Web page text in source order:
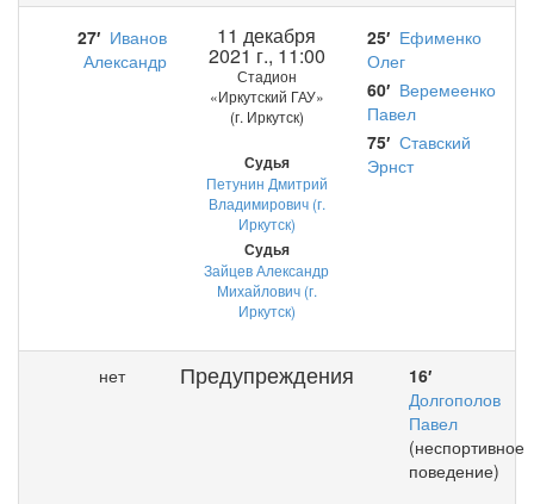
27′ Иванов
Александр
11 декабря
2021 г., 11:00
Стадион
«Иркутский ГАУ»
(г. Иркутск)
Судья
Петунин Дмитрий
Владимирович (г.
Иркутск)
Судья
Зайцев Александр
Михайлович (г.
Иркутск)
25′ Ефименко
Олег
60′ Веремеенко
Павел
75′ Ставский
Эрнст
нет Предупреждения
16′
Долгополов
Павел
(неспортивное
поведение)